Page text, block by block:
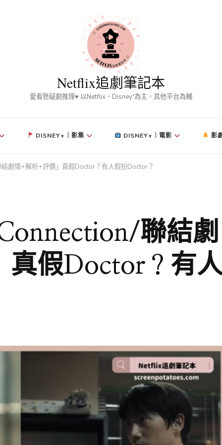
Netflix追劇筆記本
愛看懸疑劇推理♥ 以Netflix、Disney⁺為主，其他平台為輔
DISNEY+｜影集 DISNEY+｜電影 影
劇情+解析+評價」真假Doctor？有人假扮Doctor？
聯結劇
真假Doctor？有